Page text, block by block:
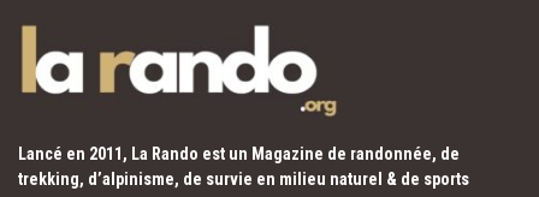
Lancé en 2011, La Rando est un Magazine de randonnée, de
trekking, d’alpinisme, de survie en milieu naturel & de sports